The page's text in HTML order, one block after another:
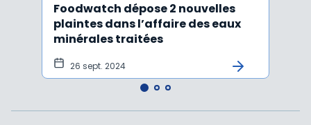
Foodwatch dépose 2 nouvelles
plaintes dans l’affaire des eaux
minérales traitées
26 sept. 2024